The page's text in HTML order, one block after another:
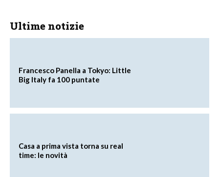
Ultime notizie
Francesco Panella a Tokyo: Little
Big Italy fa 100 puntate
Casa a prima vista torna su real
time: le novità